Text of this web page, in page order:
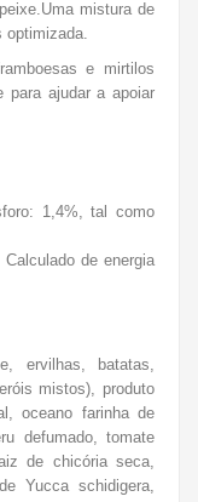
Uma mistura de
optimizada.
e mirtilos
para ajudar a apoiar
1,4%, tal como
de energia
ervilhas, batatas,
mistos), produto
oceano farinha de
defumado, tomate
de chicória seca,
Yucca schidigera,